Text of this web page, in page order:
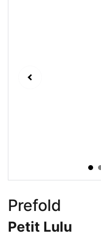
Prefold
Petit Lulu